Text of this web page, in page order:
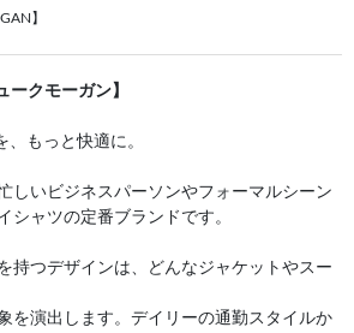
】
ークモーガン】
もっと快適に。
しいビジネスパーソンやフォーマルシーン
シャツの定番ブランドです。
持つデザインは、どんなジャケットやスー
を演出します。デイリーの通勤スタイルか